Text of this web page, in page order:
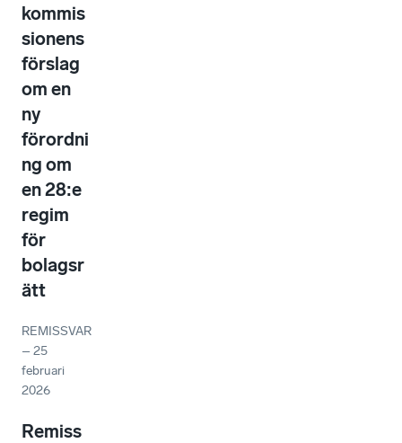
kommis
sionens
förslag
om en
ny
förordni
ng om
en 28:e
regim
för
bolagsr
ätt
REMISSVAR
–25
februari
2026
Remiss